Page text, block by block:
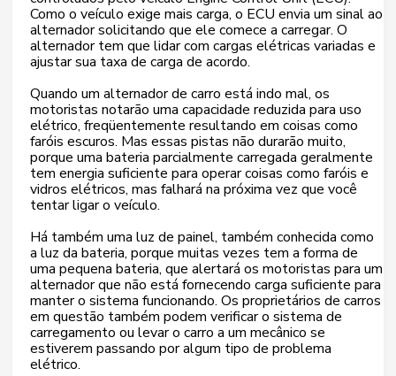
Como o veículo exige mais carga, o ECU envia um sinal ao
alternador solicitando que ele comece a carregar. O
alternador tem que lidar com cargas elétricas variadas e
ajustar sua taxa de carga de acordo.
Quando um alternador de carro está indo mal, os
motoristas notarão uma capacidade reduzida para uso
elétrico, freqüentemente resultando em coisas como
faróis escuros. Mas essas pistas não durarão muito,
porque uma bateria parcialmente carregada geralmente
tem energia suficiente para operar coisas como faróis e
vidros elétricos, mas falhará na próxima vez que você
tentar ligar o veículo.
Há também uma luz de painel, também conhecida como
a luz da bateria, porque muitas vezes tem a forma de
uma pequena bateria, que alertará os motoristas para um
alternador que não está fornecendo carga suficiente para
manter o sistema funcionando. Os proprietários de carros
em questão também podem verificar o sistema de
carregamento ou levar o carro a um mecânico se
estiverem passando por algum tipo de problema
elétrico.